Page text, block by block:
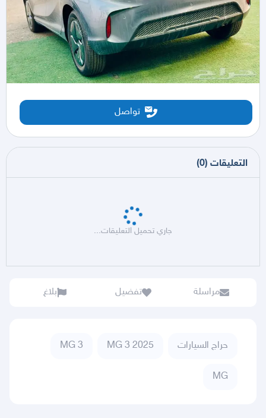
تواصل
التعليقات (
0
)
جاري تحميل التعليقات...
مراسلة تفضيل بلاغ
حراج السيارات MG 3 2025
MG 3
MG